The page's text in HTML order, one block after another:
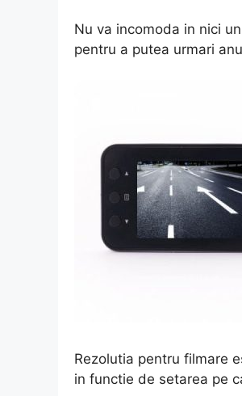
Nu va incomoda in nici
pentru a putea urmari
Rezolutia pentru filmare
in functie de setarea pe